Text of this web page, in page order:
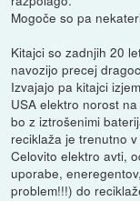
Mogoče so pa
Kitajci so zadnjih 20
navozijo precej
Izvajajo pa kitajci
USA elektro norost
bo z iztrošenimi
reciklaža je trenutno
Celovito elektro avti,
uporabe,
problem!!!) do